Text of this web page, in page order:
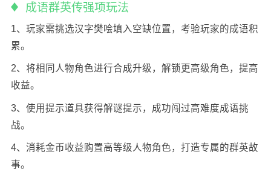
成语群英传强项玩法
1、玩家需挑选汉字樊哙填入空缺位置，考验玩家的成语积
累。
2、将相同人物角色进行合成升级，解锁更高级角色，提高
收益。
3、使用提示道具获得解谜提示，成功闯过高难度成语挑
战。
4、消耗金币收益购置高等级人物角色，打造专属的群英故
事。